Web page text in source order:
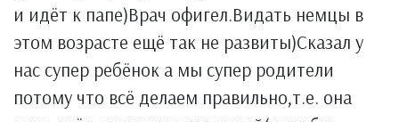
и идёт к папе)Врач офигел.Видать немцы в
этом возрасте ещё так не развиты)Сказал у
нас супер ребёнок а мы супер родители
потому что всё делаем правильно,т.е. она